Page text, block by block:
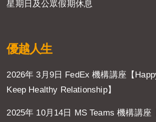
星期日及公眾假期休息
優越人生
2026年 3月9日 FedEx 機構講座【
Keep Healthy Relationship】
2025年 10月14日 MS Teams 機構講座